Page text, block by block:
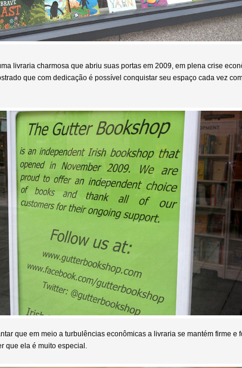
livraria charmosa que abriu suas portas em 2009, em plena crise
que com dedicação é possível conquistar seu espaço cada vez
que em meio a turbulências econômicas a livraria se mantém firme e
que ela é muito especial.